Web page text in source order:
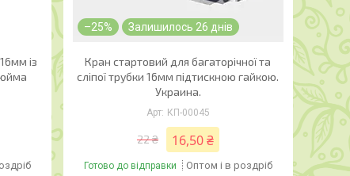
із
–25% Залишилось 26 днів
Кран стартовий для багаторічної та
сліпої трубки 16мм підтискною гайкою.
Украина.
КП-00045
22 ₴ 16,50 ₴
Готово до відправки Оптом і в роздріб